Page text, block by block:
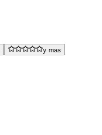
y mas